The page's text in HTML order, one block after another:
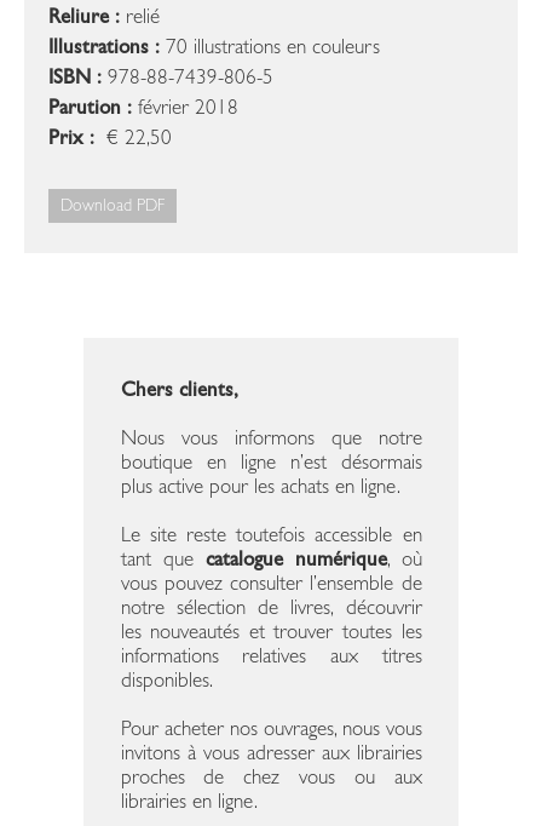
Reliure : relié
Illustrations : 70 illustrations en couleurs
ISBN : 978-88-7439-806-5
Parution : février 2018
Prix : € 22,50
Download PDF
Chers clients,
Nous vous informons que notre
boutique en ligne n’est désormais
plus active pour les achats en ligne.
Le site reste toutefois accessible en
tant que catalogue numérique, où
vous pouvez consulter l’ensemble de
notre sélection de livres, découvrir
les nouveautés et trouver toutes les
informations relatives aux titres
disponibles.
Pour acheter nos ouvrages, nous vous
invitons à vous adresser aux librairies
proches de chez vous ou aux
librairies en ligne.